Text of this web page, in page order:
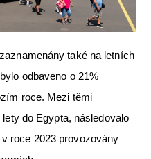
také na letních
odbaveno o 21%
roce. Mezi těmi
do Egypta, následovalo
roce 2023 provozovány